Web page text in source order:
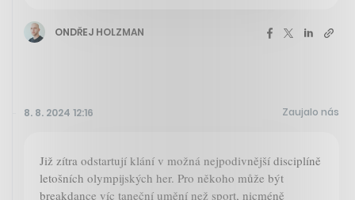
ONDŘEJ HOLZMAN
8. 8. 2024 12:16 Zaujalo nás
Již zítra odstartují klání v možná nejpodivnější disciplíně
letošních olympijských her. Pro někoho může být
breakdance víc taneční umění než sport, nicméně